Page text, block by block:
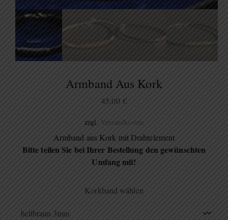
Armband Aus Kork
45,00 €
zzgl. Versandkosten
Armband aus Kork mit Drahtelement
Bitte teilen Sie bei Ihrer Bestellung den gewünschten
Umfang mit!
Korkband wählen